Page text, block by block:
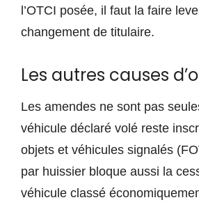
l’OTCI posée, il faut la faire
changement de titulaire.
Les autres causes
Les amendes ne sont pas
véhicule déclaré volé reste
objets et véhicules signalés
par huissier bloque aussi la
véhicule classé